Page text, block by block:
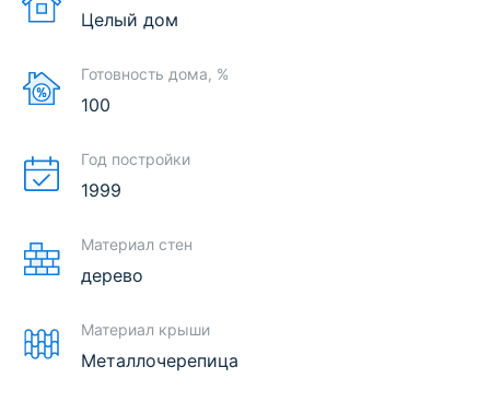
Целый дом
Готовность дома, %
100
Год постройки
1999
Материал стен
дерево
Материал крыши
Металлочерепица